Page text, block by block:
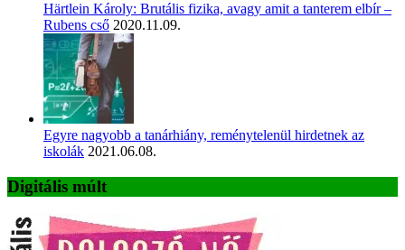
Härtlein Károly: Brutális fizika, avagy amit a tanterem elbír –
Rubens cső 2020.11.09.
Egyre nagyobb a tanárhiány, reménytelenül hirdetnek az
iskolák 2021.06.08.
Digitális múlt